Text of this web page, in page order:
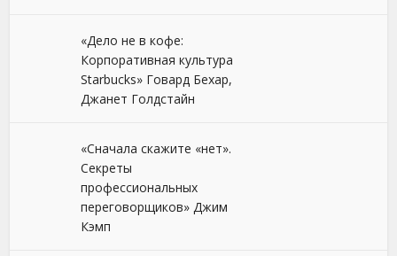
«Дело не в кофе:
Корпоративная культура
Starbucks» Говард Бехар,
Джанет Голдстайн
«Сначала скажите «нет».
Секреты
профессиональных
переговорщиков» Джим
Кэмп